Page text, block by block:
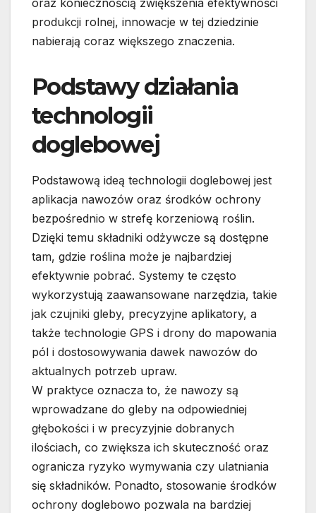
produkcji rolnej, innowacje w tej dziedzinie
nabierają coraz większego znaczenia.
Podstawy działania
technologii
doglebowej
Podstawową ideą technologii doglebowej jest
aplikacja nawozów oraz środków ochrony
bezpośrednio w strefę korzeniową roślin.
Dzięki temu składniki odżywcze są dostępne
tam, gdzie roślina może je najbardziej
efektywnie pobrać. Systemy te często
wykorzystują zaawansowane narzędzia, takie
jak czujniki gleby, precyzyjne aplikatory, a
także technologie GPS i drony do mapowania
pól i dostosowywania dawek nawozów do
aktualnych potrzeb upraw.
W praktyce oznacza to, że nawozy są
wprowadzane do gleby na odpowiedniej
głębokości i w precyzyjnie dobranych
ilościach, co zwiększa ich skuteczność oraz
ogranicza ryzyko wymywania czy ulatniania
się składników. Ponadto, stosowanie środków
ochrony doglebowo pozwala na bardziej